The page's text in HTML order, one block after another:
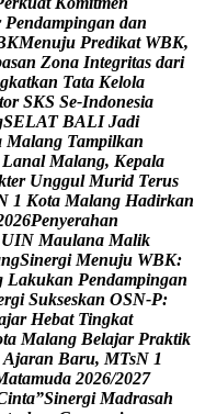
Pendampingan dan
KMenuju Predikat WBK,
asan Zona Integritas dari
gkatkan Tata Kelola
tor SKS Se-Indonesia
SELAT BALI Jadi
Malang Tampilkan
Lanal Malang, Kepala
ter Unggul Murid Terus
1 Kota Malang Hadirkan
026Penyerahan
UIN Maulana Malik
ngSinergi Menuju WBK:
Lakukan Pendampingan
rgi Sukseskan OSN-P:
jar Hebat Tingkat
ta Malang Belajar Praktik
Ajaran Baru, MTsN 1
atamuda 2026/2027
inta”Sinergi Madrasah